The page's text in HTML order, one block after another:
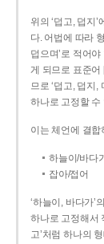
위의 ‘덥고, 덥지’
다. 어법에 따라
덥으며’로 적어야
게 되므로 표준어
므로 ‘덥고, 덥지,
하나로 고정할 수
이는 체언에 결
하늘이/바다
잡아/접어
‘하늘이, 바다가’
하나로 고정해서
고’처럼 하나의